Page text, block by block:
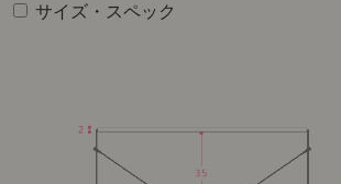
サイズ・スペック